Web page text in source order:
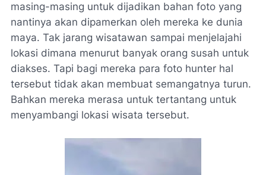
masing-masing untuk dijadikan bahan foto yang
nantinya akan dipamerkan oleh mereka ke dunia
maya. Tak jarang wisatawan sampai menjelajahi
lokasi dimana menurut banyak orang susah untuk
diakses. Tapi bagi mereka para foto hunter hal
tersebut tidak akan membuat semangatnya turun.
Bahkan mereka merasa untuk tertantang untuk
menyambangi lokasi wisata tersebut.